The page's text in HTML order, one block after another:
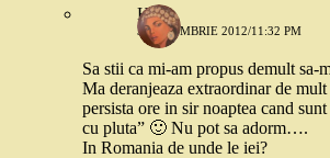
Hapi
3 OCTOMBRIE 2012/11:32 PM
Sa stii ca mi-am propus demult sa-
Ma deranjeaza extraordinar de
persista ore in sir noaptea cand
cu pluta” 🙂 Nu pot sa adorm….
In Romania de unde le iei?